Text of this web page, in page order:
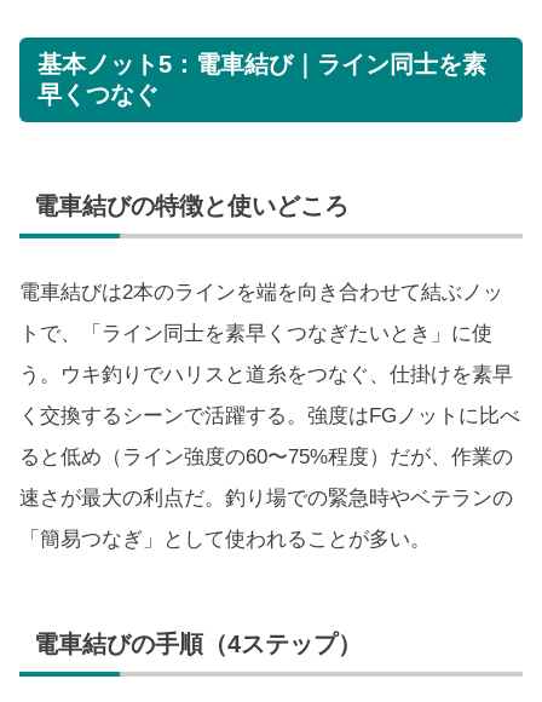
基本ノット5：電車結び｜ライン同士を素
早くつなぐ
電車結びの特徴と使いどころ
電車結びは2本のラインを端を向き合わせて結ぶノッ
トで、「ライン同士を素早くつなぎたいとき」に使
う。ウキ釣りでハリスと道糸をつなぐ、仕掛けを素早
く交換するシーンで活躍する。強度はFGノットに比べ
ると低め（ライン強度の60〜75%程度）だが、作業の
速さが最大の利点だ。釣り場での緊急時やベテランの
「簡易つなぎ」として使われることが多い。
電車結びの手順（4ステップ）